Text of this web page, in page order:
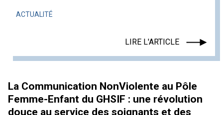
ACTUALITÉ
LIRE L'ARTICLE
La Communication NonViolente au Pôle
Femme-Enfant du GHSIF : une révolution
douce au service des soignants et des